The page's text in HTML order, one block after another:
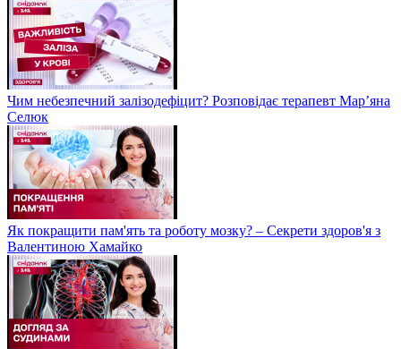
Чим небезпечний залізодефіцит? Розповідає терапевт Мар’яна
Селюк
Як покращити пам'ять та роботу мозку? – Секрети здоров'я з
Валентиною Хамайко